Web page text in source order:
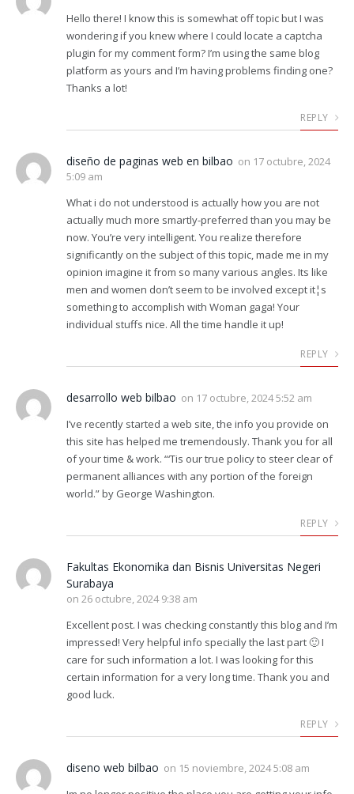
Hello there! I know this is somewhat off topic but I was
wondering if you knew where I could locate a captcha
plugin for my comment form? I’m using the same blog
platform as yours and I’m having problems finding one?
Thanks a lot!
REPLY
diseño de paginas web en bilbao on 17 octubre, 2024
5:09 am
What i do not understood is actually how you are not
actually much more smartly-preferred than you may be
now. You’re very intelligent. You realize therefore
significantly on the subject of this topic, made me in my
opinion imagine it from so many various angles. Its like
men and women don’t seem to be involved except it¦s
something to accomplish with Woman gaga! Your
individual stuffs nice. All the time handle it up!
REPLY
desarrollo web bilbao on 17 octubre, 2024 5:52 am
I’ve recently started a web site, the info you provide on
this site has helped me tremendously. Thank you for all
of your time & work. “‘Tis our true policy to steer clear of
permanent alliances with any portion of the foreign
world.” by George Washington.
REPLY
Fakultas Ekonomika dan Bisnis Universitas Negeri
Surabaya
on 26 octubre, 2024 9:38 am
Excellent post. I was checking constantly this blog and I’m
impressed! Very helpful info specially the last part 🙂 I
care for such information a lot. I was looking for this
certain information for a very long time. Thank you and
good luck.
REPLY
diseno web bilbao on 15 noviembre, 2024 5:08 am